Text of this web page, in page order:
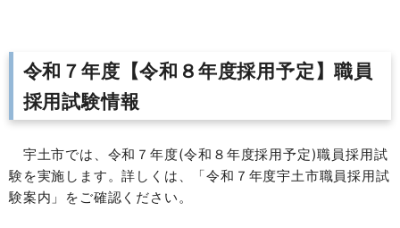
令和７年度【令和８年度採用予定】職員
採用試験情報
宇土市では、令和７年度(令和８年度採用予定)職員採用試
験を実施します。詳しくは、「令和７年度宇土市職員採用試
験案内」をご確認ください。